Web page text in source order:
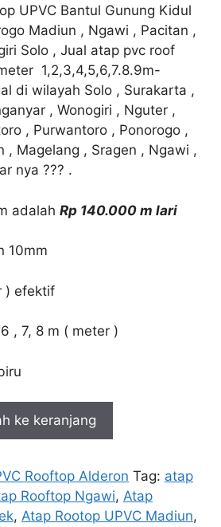
ini
adalah:
Rp140.000.
UPVC Bantul Gunung Kidul
Madiun , Ngawi , Pacitan ,
Solo , Jual atap pvc roof
1,2,3,4,5,6,7.8.9m-
di wilayah Solo , Surakarta ,
, Wonogiri , Nguter ,
, Purwantoro , Ponorogo ,
, Magelang , Sragen , Ngawi ,
nya ??? .
adalah Rp 140.000 m lari
10mm
) efektif
, 7, 8 m ( meter )
ke keranjang
Rooftop Alderon Tag: atap
Rooftop Ngawi, Atap
, Atap Rootop UPVC Madiun,